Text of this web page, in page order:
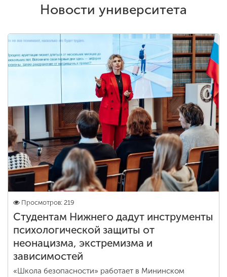
Об университете
Абитуриенту
Обучение
Наука
Международная
деятельность
Другие виды
деятельности
Студенческая жизнь
Новости университета
Просмотров: 219
Студентам Нижнего дадут инструменты
психологической защиты от
неонацизма, экстремизма и
зависимостей
«Школа безопасности» работает в Мининском